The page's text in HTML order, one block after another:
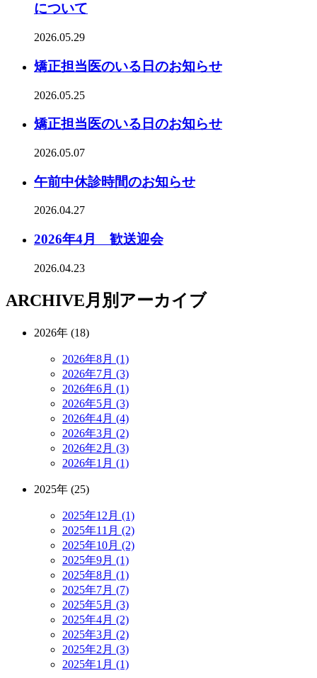
について
2026.05.29
矯正担当医のいる日のお知らせ
2026.05.25
矯正担当医のいる日のお知らせ
2026.05.07
午前中休診時間のお知らせ
2026.04.27
2026年4月 歓送迎会
2026.04.23
ARCHIVE月別アーカイブ
2026年 (18)
2026年8月 (1)
2026年7月 (3)
2026年6月 (1)
2026年5月 (3)
2026年4月 (4)
2026年3月 (2)
2026年2月 (3)
2026年1月 (1)
2025年 (25)
2025年12月 (1)
2025年11月 (2)
2025年10月 (2)
2025年9月 (1)
2025年8月 (1)
2025年7月 (7)
2025年5月 (3)
2025年4月 (2)
2025年3月 (2)
2025年2月 (3)
2025年1月 (1)